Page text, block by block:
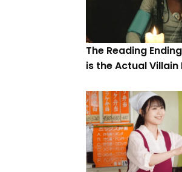
The Reading
is the Actual Villain